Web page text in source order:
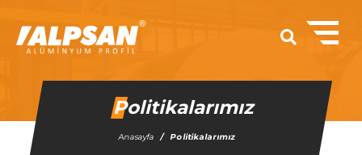
Politikalarımız
Anasayfa Politikalarımız